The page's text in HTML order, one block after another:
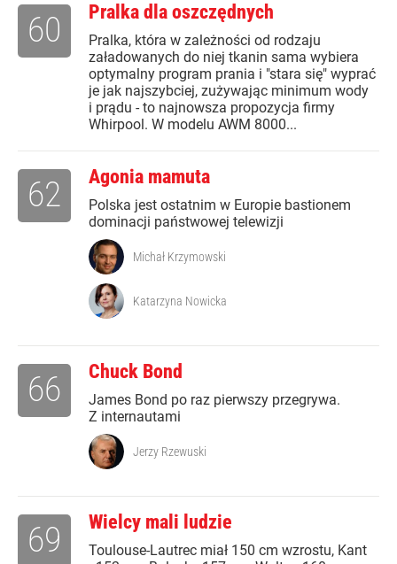
Pralka dla oszczędnych
Pralka, która w zależności od rodzaju
załadowanych do niej tkanin sama wybiera
optymalny program prania i "stara się" wyprać
je jak najszybciej, zużywając minimum wody
i prądu - to najnowsza propozycja firmy
Whirpool. W modelu AWM 8000...
60
Agonia mamuta
Polska jest ostatnim w Europie bastionem
dominacji państwowej telewizji
62
Michał Krzymowski
Katarzyna Nowicka
Chuck Bond
James Bond po raz pierwszy przegrywa.
Z internautami
66
Jerzy Rzewuski
Wielcy mali ludzie
Toulouse-Lautrec miał 150 cm wzrostu, Kant
69